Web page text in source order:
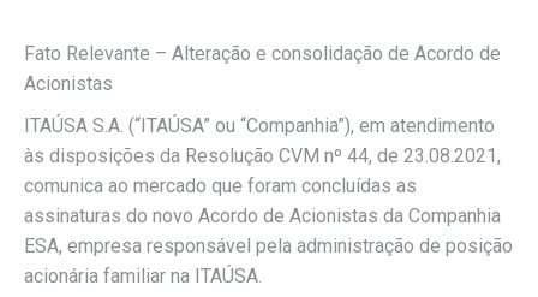
Fato Relevante – Alteração e consolidação de Acordo de
Acionistas
ITAÚSA S.A. (“ITAÚSA” ou “Companhia”), em atendimento
às disposições da Resolução CVM nº 44, de 23.08.2021,
comunica ao mercado que foram concluídas as
assinaturas do novo Acordo de Acionistas da Companhia
ESA, empresa responsável pela administração de posição
acionária familiar na ITAÚSA.